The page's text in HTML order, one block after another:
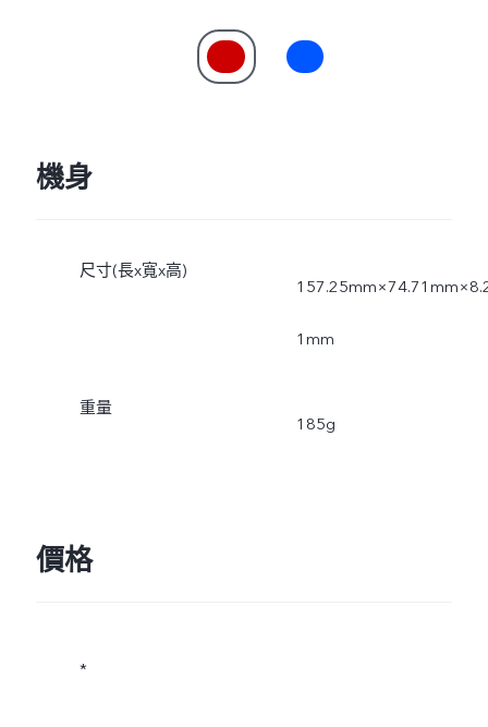
機身
尺寸(長x寬x高)
1mm
重量
185g
價格
*